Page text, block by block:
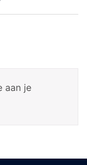
aan je